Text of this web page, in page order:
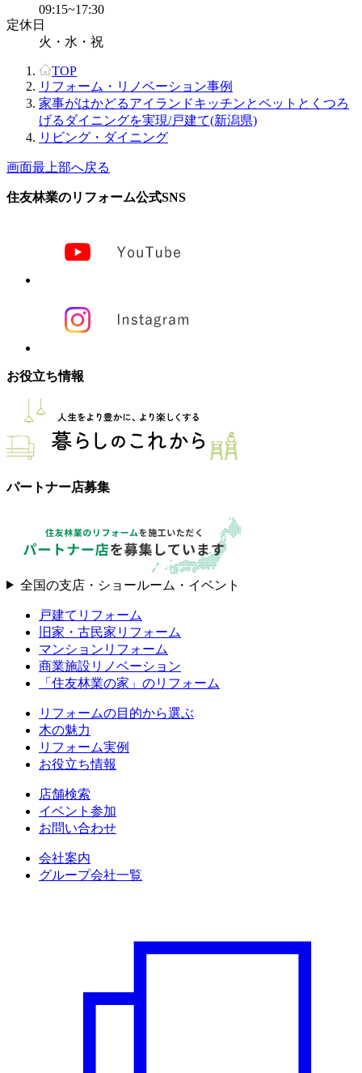
09:15~17:30
定休日
火・水・祝
TOP
リフォーム・リノベーション事例
家事がはかどるアイランドキッチンとペットとくつろ
げるダイニングを実現/戸建て(新潟県)
リビング・ダイニング
画面最上部へ戻る
住友林業のリフォーム公式SNS
お役立ち情報
パートナー店募集
全国の支店・ショールーム・イベント
戸建てリフォーム
旧家・古民家リフォーム
マンションリフォーム
商業施設リノベーション
「住友林業の家」のリフォーム
リフォームの目的から選ぶ
木の魅力
リフォーム実例
お役立ち情報
店舗検索
イベント参加
お問い合わせ
会社案内
グループ会社一覧